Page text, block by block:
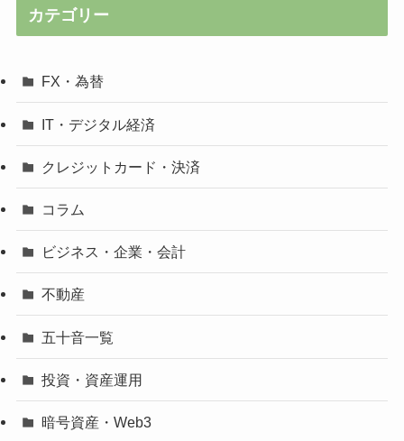
カテゴリー
FX・為替
IT・デジタル経済
クレジットカード・決済
コラム
ビジネス・企業・会計
不動産
五十音一覧
投資・資産運用
暗号資産・Web3